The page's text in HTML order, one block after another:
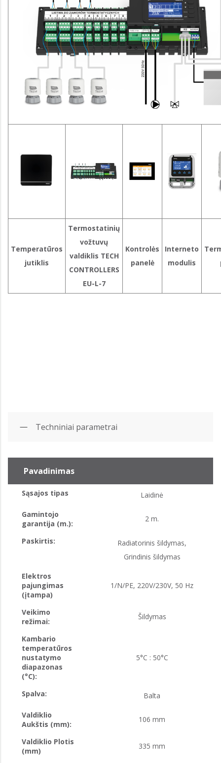
Temperatūros
jutiklis
Termostatinių
vožtuvų
valdiklis TECH
CONTROLLERS
EU-L-7
Kontrolės
panelė
Interneto
modulis
Techniniai parametrai
Pavadinimas
Sąsajos tipas Laidinė
Gamintojo
garantija (m.):
2 m.
Paskirtis:
Radiatorinis šildymas,
Grindinis šildymas
Elektros
pajungimas
(įtampa)
1/N/PE, 220V/230V, 50 Hz
Veikimo
režimai:
Šildymas
Kambario
temperatūros
nustatymo
diapazonas
(°C):
5°C : 50°C
Spalva: Balta
Valdiklio
Aukštis (mm):
106 mm
Valdiklio Plotis
(mm)
335 mm